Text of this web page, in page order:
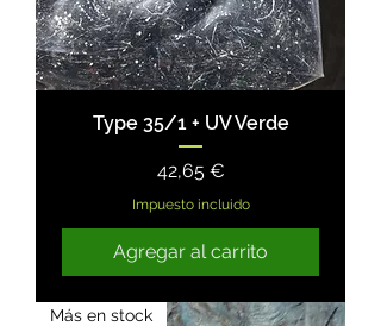
Type 35/1 + UV Verde
Precio
42,65 €
Impuesto incluido
Agregar al carrito
Más en stock